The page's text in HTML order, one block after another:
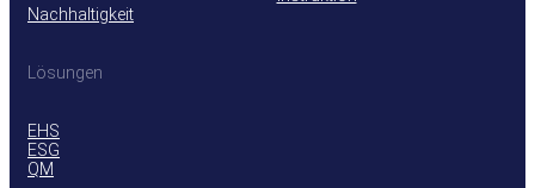
Nachhaltigkeit
Lösungen
EHS
ESG
QM